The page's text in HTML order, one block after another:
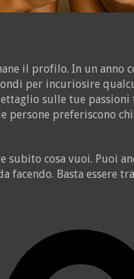
il profilo. In un anno
per incuriosire
sulle tue passioni
persone preferiscono
subito cosa vuoi. Puoi
facendo. Basta essere